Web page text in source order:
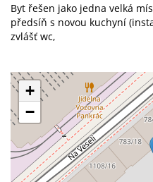
Byt řešen jako jedna velká
předsíň s novou kuchyní
zvlášť wc,
+
−